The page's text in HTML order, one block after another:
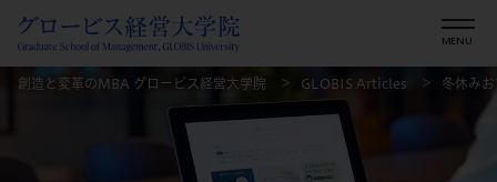
創造と変革のMBA グロービス経営大学院 GLOBIS Articles 冬休み